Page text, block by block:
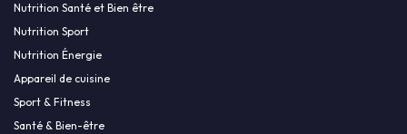
Nutrition Santé et Bien être
Nutrition Sport
Nutrition Énergie
Appareil de cuisine
Sport & Fitness
Santé & Bien-être